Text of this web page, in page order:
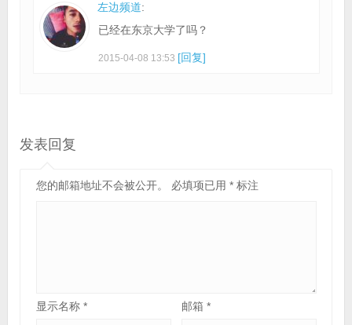
左边频道:
已经在东京大学了吗？
2015-04-08 13:53 [回复]
发表回复
您的邮箱地址不会被公开。 必填项已用 *标注
显示名称 * 邮箱*